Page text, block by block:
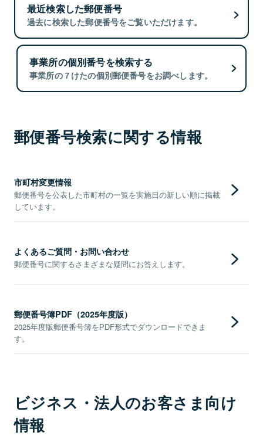
最近検索した郵便番号
過去に検索した郵便番号をご覧いただけます。
事業所の個別番号を検索する
事業所の７けたの個別郵便番号をお調べします。
郵便番号検索に関する情報
市町村変更情報
郵便番号を公表した市町村の一覧を実施日の新しい順に掲載
しています。
よくあるご質問・お問い合わせ
郵便番号に関するさまざまな疑問にお答えします。
郵便番号簿PDF（2025年度版）
2025年度版郵便番号簿をPDF形式でダウンロードできま
す。
ビジネス・法人のお客さま向け
情報